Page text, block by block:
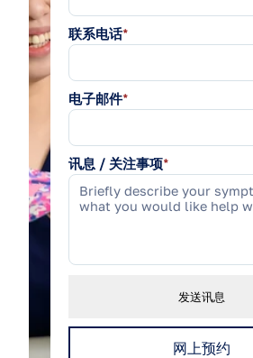
联系电话*
电子邮件*
讯息 / 关注事项*
发送讯息
网上预约